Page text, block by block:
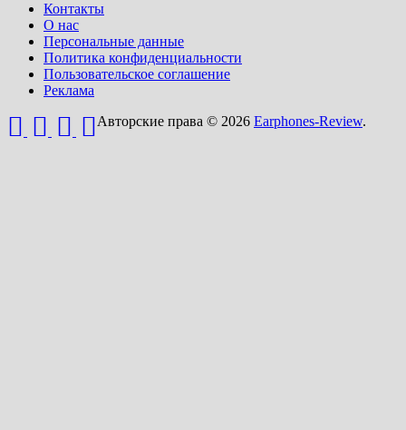
Контакты
О нас
Персональные данные
Политика конфиденциальности
Пользовательское соглашение
Реклама
Авторские права © 2026 Earphones-Review.